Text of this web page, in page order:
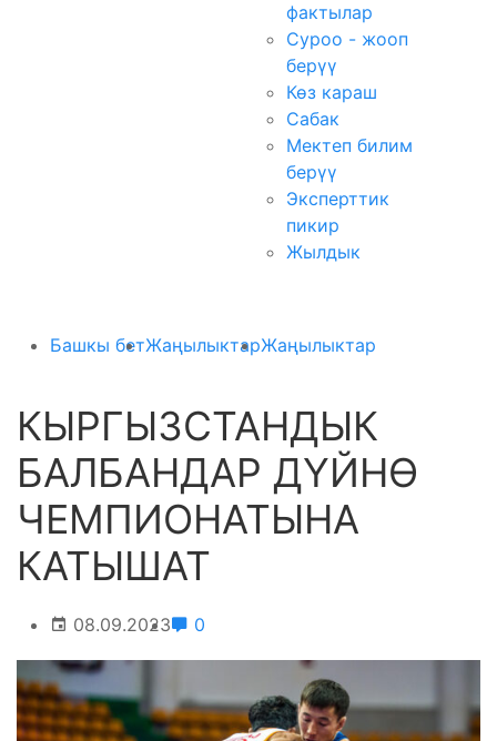
фактылар
Суроо - жооп
берүү
Көз караш
Сабак
Мектеп билим
берүү
Эксперттик
пикир
Жылдык
Башкы бетЖаңылыктарЖаңылыктар
КЫРГЫЗСТАНДЫК
БАЛБАНДАР ДҮЙНӨ
ЧЕМПИОНАТЫНА
КАТЫШАТ
08.09.2023 0